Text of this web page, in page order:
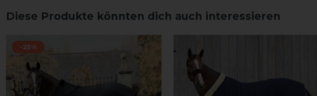
Diese Produkte könnten dich auch interessieren
-25%